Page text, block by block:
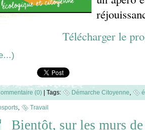
Télécharger le
(0) Tags: Démarche Citoyenne,
, Travail
Bientôt, sur les murs